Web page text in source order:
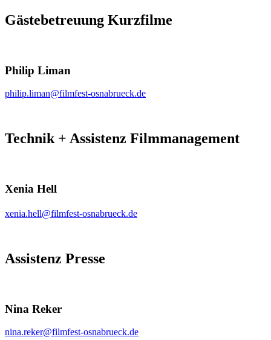
Gästebetreuung Kurzfilme
Philip Liman
philip.liman@filmfest-osnabrueck.de
Technik + Assistenz Filmmanagement
Xenia Hell
xenia.hell@filmfest-osnabrueck.de
Assistenz Presse
Nina Reker
nina.reker@filmfest-osnabrueck.de